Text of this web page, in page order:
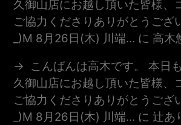
久御山店にお越し頂いた皆様、
ご協力くださりありがとうござ
_)m 8月26日(木) 川端… に 高木
こんばんは高木です。 本日
久御山店にお越し頂いた皆様、
ご協力くださりありがとうござ
_)m 8月26日(木) 川端… に辻あ